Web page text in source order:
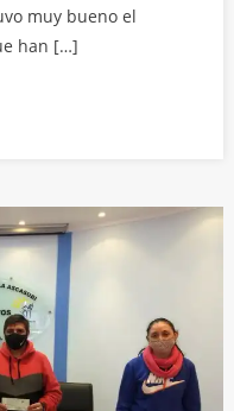
muy bueno el
han […]